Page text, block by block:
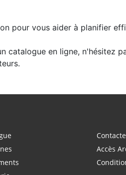
pour vous aider à planifier
catalogue en ligne, n'hésitez
Accès